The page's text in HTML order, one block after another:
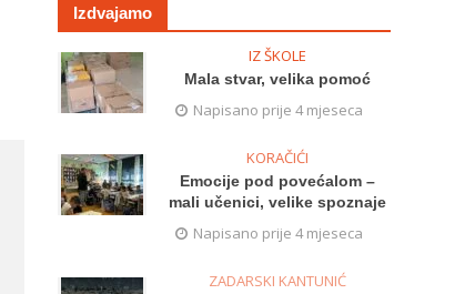
Izdvajamo
IZ ŠKOLE
Mala stvar, velika pomoć
Napisano prije 4 mjeseca
KORAČIĆI
Emocije pod povećalom –
mali učenici, velike spoznaje
Napisano prije 4 mjeseca
ZADARSKI KANTUNIĆ